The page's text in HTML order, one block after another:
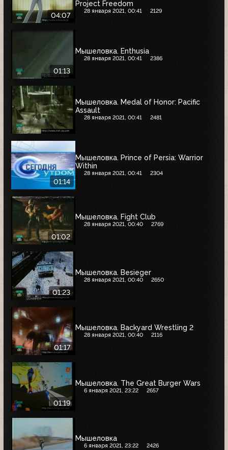
04:07
Project Freedom
28 января 2021, 00:41 2129
01:13
Мышеловка. Enthusia
28 января 2021, 00:41 2386
Мышеловка. Medal of Honor: Pacific
Assault
28 января 2021, 00:41 2481
01:14
Мышеловка. Prince of Persia: Warrior
Within
28 января 2021, 00:41 2304
01:02
Мышеловка. Fight Club
28 января 2021, 00:40 2769
01:23
Мышеловка. Besieger
28 января 2021, 00:40 2650
01:17
Мышеловка. Backyard Wrestling 2
28 января 2021, 00:40 2116
01:19
Мышеловка. The Great Burger Wars
6 января 2021, 23:22 2657
Мышеловка
6 января 2021, 23:22 2426